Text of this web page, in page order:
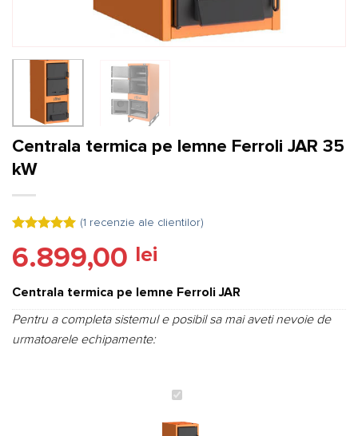
Centrala termica pe lemne Ferroli JAR 35
kW
5.00
din 5
pe baza
singure
(1 recenzie ale clientilor)
6.899,00 lei
Centrala termica pe lemne Ferroli JAR
Pentru a completa sistemul e posibil sa mai aveti nevoie de
urmatoarele echipamente:
Centrala
pe